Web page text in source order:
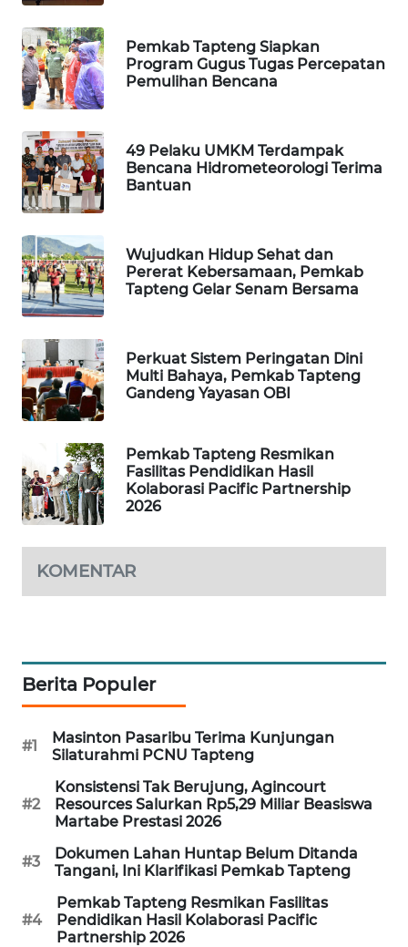
Pemkab Tapteng Siapkan
Program Gugus Tugas Percepatan
Pemulihan Bencana
49 Pelaku UMKM Terdampak
Bencana Hidrometeorologi Terima
Bantuan
Wujudkan Hidup Sehat dan
Pererat Kebersamaan, Pemkab
Tapteng Gelar Senam Bersama
Perkuat Sistem Peringatan Dini
Multi Bahaya, Pemkab Tapteng
Gandeng Yayasan OBI
Pemkab Tapteng Resmikan
Fasilitas Pendidikan Hasil
Kolaborasi Pacific Partnership
2026
KOMENTAR
Berita Populer
#1
Masinton Pasaribu Terima Kunjungan
Silaturahmi PCNU Tapteng
#2
Konsistensi Tak Berujung, Agincourt
Resources Salurkan Rp5,29 Miliar Beasiswa
Martabe Prestasi 2026
#3
Dokumen Lahan Huntap Belum Ditanda
Tangani, Ini Klarifikasi Pemkab Tapteng
#4
Pemkab Tapteng Resmikan Fasilitas
Pendidikan Hasil Kolaborasi Pacific
Partnership 2026
PORTAL
KONSUMEN
FORWAMKI
ALPERKLINAS
FORJASIDA
TAMBANG
NEWS
SITUNGIR
NEWS
SIDIKALANG
NEWS
SIBARAGAS
NEWS
METRO
METRO
NEWS
KRT
NEWS
KARING
NEWS
JURNAL
MARITIM